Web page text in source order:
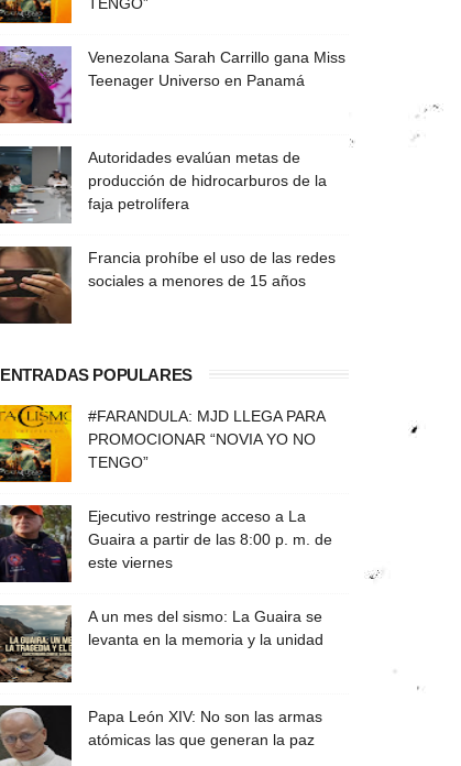
Venezolana Sarah Carrillo gana Miss
Teenager Universo en Panamá
Autoridades evalúan metas de
producción de hidrocarburos de la
faja petrolífera
Francia prohíbe el uso de las redes
sociales a menores de 15 años
ENTRADAS POPULARES
#FARANDULA: MJD LLEGA PARA
PROMOCIONAR “NOVIA YO NO
TENGO”
Ejecutivo restringe acceso a La
Guaira a partir de las 8:00 p. m. de
este viernes
A un mes del sismo: La Guaira se
levanta en la memoria y la unidad
Papa León XIV: No son las armas
atómicas las que generan la paz